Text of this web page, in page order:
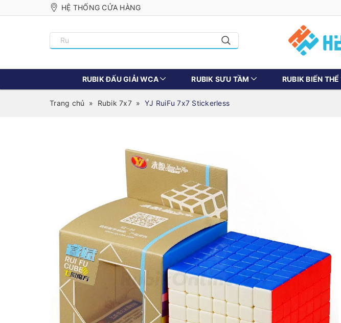
HỆ THỐNG CỬA HÀNG
RUBIK ĐẤU GIẢI WCA RUBIK SƯU TẦM RUBIK BIẾN THỂ
Trang chủ » Rubik 7x7 » YJ RuiFu 7x7 Stickerless